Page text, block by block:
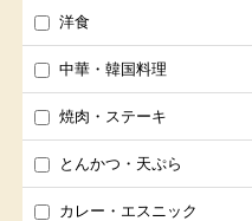
洋食
中華・韓国料理
焼肉・ステーキ
とんかつ・天ぷら
カレー・エスニック